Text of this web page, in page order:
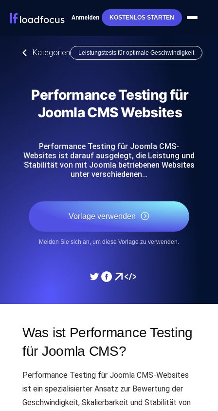
Anmelden KOSTENLOS STARTEN
Kategorien Leistungstests für optimale Geschwindigkeit
Performance Testing für
Joomla CMS Websites
Performance Testing für Joomla CMS-
Websites ist darauf ausgelegt, die Leistung und
Stabilität von mit Joomla betriebenen Websites
unter verschiedenen…
Vorlage verwenden
Melden Sie sich an, um diese Vorlage zu verwenden.
Was ist Performance Testing
für Joomla CMS?
Performance Testing für Joomla CMS-Websites
ist ein spezialisierter Ansatz zur Bewertung der
Geschwindigkeit, Skalierbarkeit und Stabilität von